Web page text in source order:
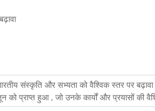
संस्कृति और सभ्यता को वैश्विक स्तर पर
को प्राप्त हुआ , जो उनके कार्यों और प्रयासों की